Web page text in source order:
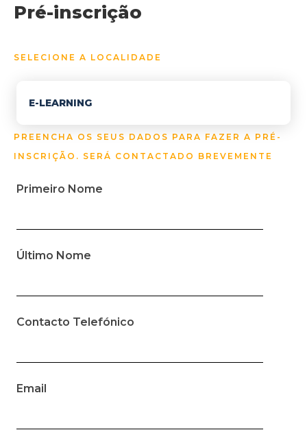
Pré-inscrição
SELECIONE A LOCALIDADE
E-LEARNING
PREENCHA OS SEUS DADOS PARA FAZER A PRÉ-
INSCRIÇÃO. SERÁ CONTACTADO BREVEMENTE
Primeiro Nome
Último Nome
Contacto Telefónico
Email